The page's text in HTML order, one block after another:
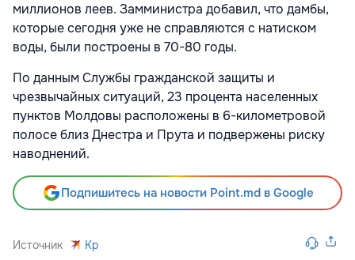
миллионов леев. Замминистра добавил, что дамбы,
которые сегодня уже не справляются с натиском
воды, были построены в 70-80 годы.
По данным Службы гражданской защиты и
чрезвычайных ситуаций, 23 процента населенных
пунктов Молдовы расположены в 6-километровой
полосе близ Днестра и Прута и подвержены риску
наводнений.
Подпишитесь на новости Point.md в Google
Источник Kp